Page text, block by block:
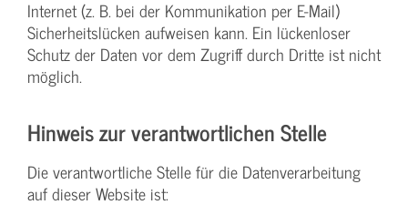
Internet (z. B. bei der Kommunikation per E-Mail)
Sicherheitslücken aufweisen kann. Ein lückenloser
Schutz der Daten vor dem Zugriff durch Dritte ist nicht
möglich.
Hinweis zur verantwortlichen Stelle
Die verantwortliche Stelle für die Datenverarbeitung
auf dieser Website ist: